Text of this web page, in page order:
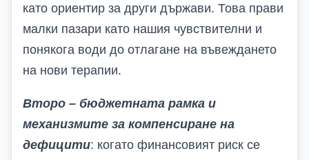
като ориентир за други държави. Това прави
малки пазари като нашия чувствителни и
понякога води до отлагане на въвеждането
на нови терапии.
Второ – бюджетната рамка и
механизмите за компенсиране на
дефицити: когато финансовият риск се